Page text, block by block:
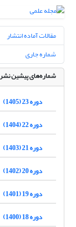
مقالات آماده انتشار
شماره جاری
شماره‌های پیشین
دوره 23 (1405)
دوره 22 (1404)
دوره 21 (1403)
دوره 20 (1402)
دوره 19 (1401)
دوره 18 (1400)